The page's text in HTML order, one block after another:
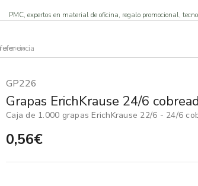
PMC, expertos en material de oficina, regalo promocional,
GP226
Grapas ErichKrause 24/6
Caja de 1.000 grapas ErichKrause 22/6 - 24/6
0,56€